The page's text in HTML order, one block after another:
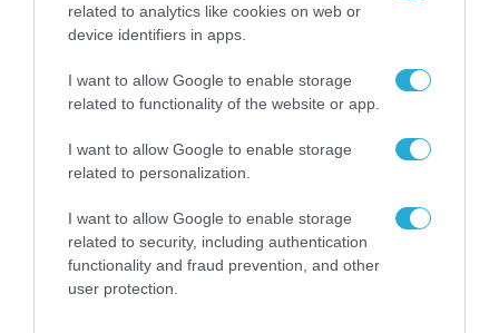
related to analytics like cookies on web or
device identifiers in apps.
I want to allow Google to enable storage
related to functionality of the website or app.
I want to allow Google to enable storage
related to personalization.
I want to allow Google to enable storage
related to security, including authentication
functionality and fraud prevention, and other
user protection.
06.08.2026 | 09:03
«Οι εντελώς αθώοι»: Η ανάρτηση του Αρκά για
τα ζώα που χάθηκαν στις πυρκαγιές της
Αττικής (φωτο)